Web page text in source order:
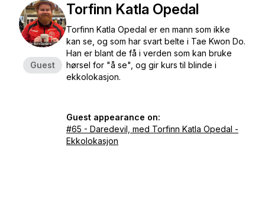
Guest
Torfinn Katla Opedal
Torfinn Katla Opedal er en mann som ikke
kan se, og som har svart belte i Tae Kwon Do.
Han er blant de få i verden som kan bruke
hørsel for "å se", og gir kurs til blinde i
ekkolokasjon.
Guest appearance on:
#65 - Daredevil, med Torfinn Katla Opedal -
Ekkolokasjon